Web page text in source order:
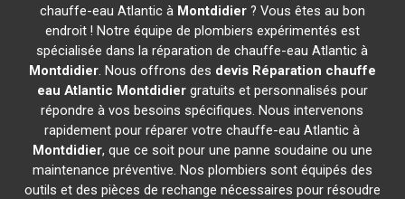
chauffe-eau Atlantic à Montdidier? Vous êtes au bon
endroit ! Notre équipe de plombiers expérimentés est
spécialisée dans la réparation de chauffe-eau Atlantic à
Montdidier. Nous offrons des devis Réparation chauffe
eau Atlantic Montdidiergratuits et personnalisés pour
répondre à vos besoins spécifiques. Nous intervenons
rapidement pour réparer votre chauffe-eau Atlantic à
Montdidier, que ce soit pour une panne soudaine ou une
maintenance préventive. Nos plombiers sont équipés des
outils et des pièces de rechange nécessaires pour résoudre